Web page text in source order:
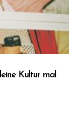
Kultur mal